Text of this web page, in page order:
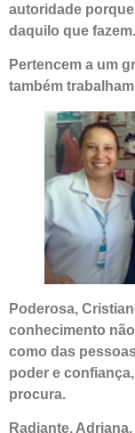
autoridade
daquilo que fazem.
Pertencem a um
também
Poderosa,
conhecimento
como das
poder e
procura.
Radiante,